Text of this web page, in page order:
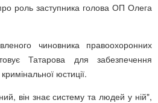
роль заступника голова ОП Олега
чиновника правоохоронних
Татарова для забезпечення
юстиції.
він знає систему та людей у ній",